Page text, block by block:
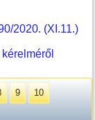
2020. (XI.11.)
9 10